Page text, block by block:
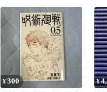
¥300 ¥